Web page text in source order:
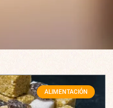
ALIMENTACIÓN